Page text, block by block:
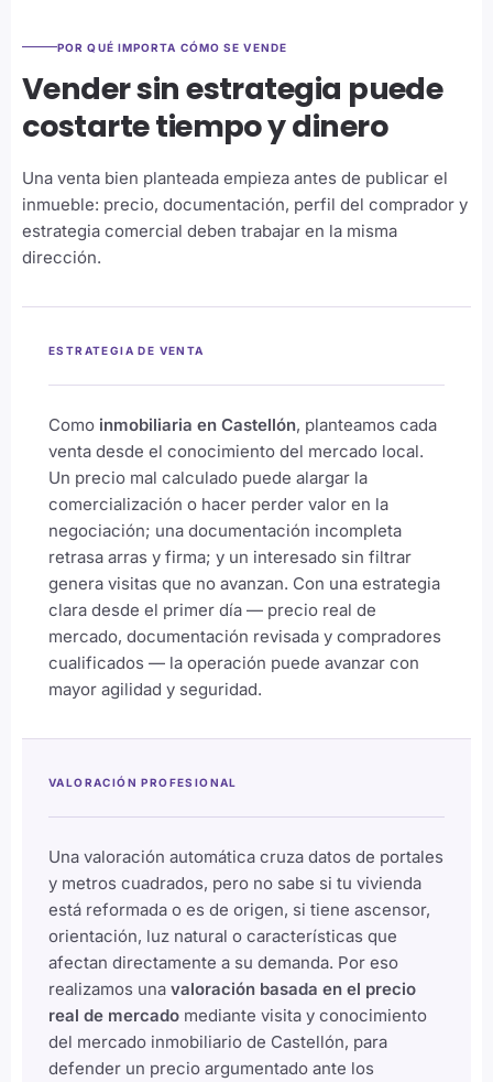
POR QUÉ IMPORTA CÓMO SE VENDE
Vender sin estrategia puede
costarte tiempo y dinero
Una venta bien planteada empieza antes de publicar el
inmueble: precio, documentación, perfil del comprador y
estrategia comercial deben trabajar en la misma
dirección.
ESTRATEGIA DE VENTA
Como inmobiliaria en Castellón, planteamos cada
venta desde el conocimiento del mercado local.
Un precio mal calculado puede alargar la
comercialización o hacer perder valor en la
negociación; una documentación incompleta
retrasa arras y firma; y un interesado sin filtrar
genera visitas que no avanzan. Con una estrategia
clara desde el primer día — precio real de
mercado, documentación revisada y compradores
cualificados — la operación puede avanzar con
mayor agilidad y seguridad.
VALORACIÓN PROFESIONAL
Una valoración automática cruza datos de portales
y metros cuadrados, pero no sabe si tu vivienda
está reformada o es de origen, si tiene ascensor,
orientación, luz natural o características que
afectan directamente a su demanda. Por eso
realizamos una valoración basada en el precio
real de mercado mediante visita y conocimiento
del mercado inmobiliario de Castellón, para
defender un precio argumentado ante los